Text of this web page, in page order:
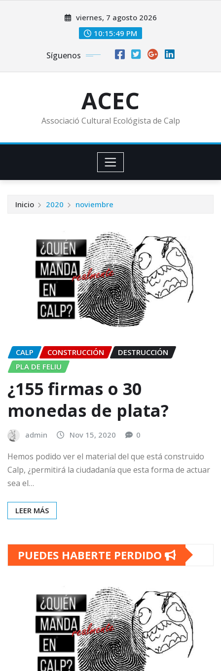
viernes, 7 agosto 2026
10:15:50 PM
Síguenos
ACEC
Associació Cultural Ecológista de Calp
Inicio 2020 noviembre
CALP CONSTRUCCIÓN
DESTRUCCIÓN
PLA DE FELIU
¿155 firmas o 30
monedas de plata?
admin Nov 15, 2020 0
Hemos podido ver el material del que está construido
Calp, ¿permitirá la ciudadanía que esta forma de actuar
sea el…
LEER MÁS
PUEDES HABERTE PERDIDO